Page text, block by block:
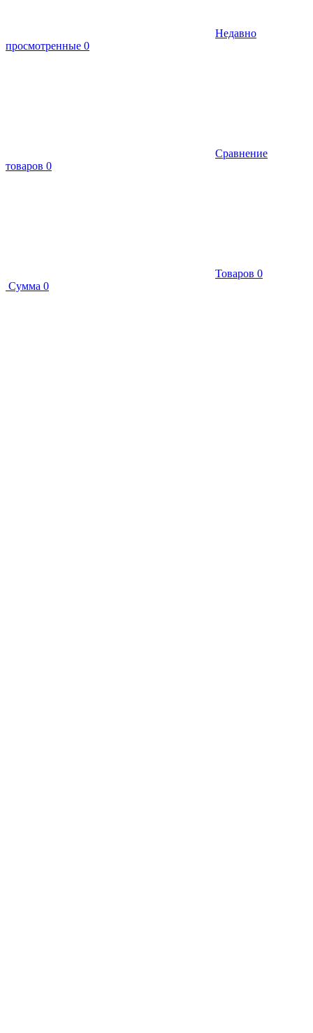
Недавно
просмотренные 0
Сравнение
товаров 0
Товаров 0
Сумма 0